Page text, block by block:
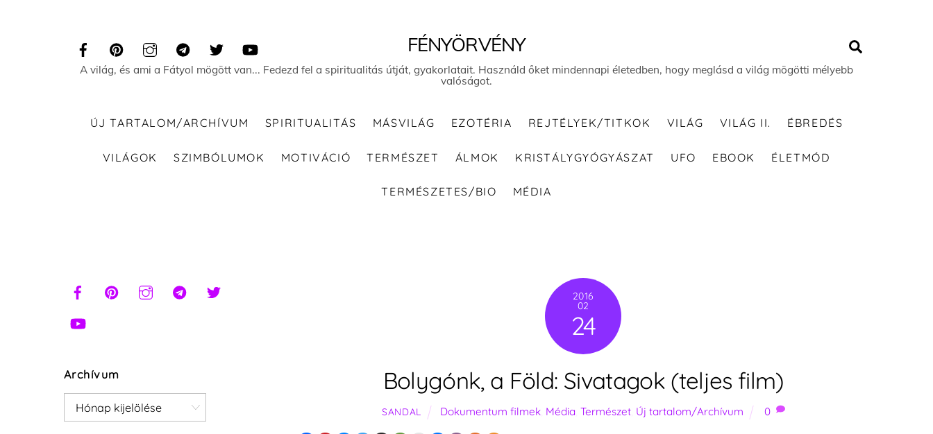
FÉNYÖRVÉNY
A világ, és ami a Fátyol mögött van... Fedezd fel a spiritualitás útját, gyakorlatait. Használd őket mindennapi életedben, hogy meglásd a világ mögötti mélyebb
valóságot.
ÚJ TARTALOM/ARCHÍVUM SPIRITUALITÁS MÁSVILÁG EZOTÉRIA REJTÉLYEK/TITKOK VILÁG VILÁG II. ÉBREDÉS
VILÁGOK SZIMBÓLUMOK MOTIVÁCIÓ TERMÉSZET ÁLMOK KRISTÁLYGYÓGYÁSZAT UFO EBOOK ÉLETMÓD
TERMÉSZETES/BIO MÉDIA
2016
02
24
Bolygónk, a Föld: Sivatagok (teljes film)
SANDAL Dokumentum filmek, Média Természet, Új tartalom/Archívum 0
Archívum
Archívum